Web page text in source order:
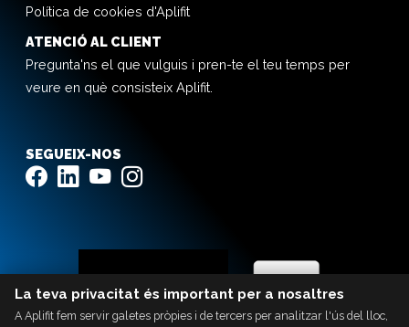
Política de cookies d'Aplifit
ATENCIÓ AL CLIENT
Pregunta'ns el que vulguis i pren-te el teu temps per
veure en què consisteix Aplifit.
SEGUEIX-NOS
La teva privacitat és important per a nosaltres
A Aplifit fem servir galetes pròpies i de tercers per analitzar l'ús del lloc,